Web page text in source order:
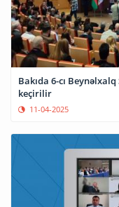
Bakıda 6-cı
keçirilir
11-04-2025